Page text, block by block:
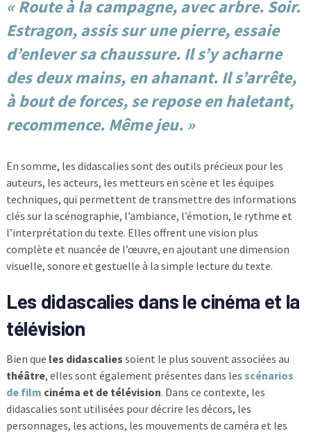
« Route à la campagne, avec arbre. Soir.
Estragon, assis sur une pierre, essaie
d’enlever sa chaussure. Il s’y acharne
des deux mains, en ahanant. Il s’arrête,
à bout de forces, se repose en haletant,
recommence. Même jeu. »
En somme, les didascalies sont des outils précieux pour les
auteurs, les acteurs, les metteurs en scène et les équipes
techniques, qui permettent de transmettre des informations
clés sur la scénographie, l’ambiance, l’émotion, le rythme et
l’interprétation du texte. Elles offrent une vision plus
complète et nuancée de l’œuvre, en ajoutant une dimension
visuelle, sonore et gestuelle à la simple lecture du texte.
Les didascalies dans le cinéma et la
télévision
Bien que les didascalies soient le plus souvent associées au
théâtre, elles sont également présentes dans les scénarios
de film cinéma et de télévision. Dans ce contexte, les
didascalies sont utilisées pour décrire les décors, les
personnages, les actions, les mouvements de caméra et les